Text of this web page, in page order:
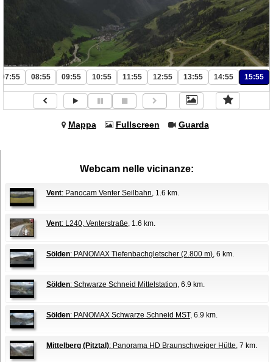
07:55 08:55 09:55 10:55 11:55 12:55 13:55 14:55 15:55
Mappa Fullscreen Guarda
Webcam nelle vicinanze:
Vent: Panocam Venter Seilbahn, 1.6 km.
Vent: L240, Venterstraße, 1.6 km.
Sölden: PANOMAX Tiefenbachgletscher (2.800 m), 6 km.
Sölden: Schwarze Schneid Mittelstation, 6.9 km.
Sölden: PANOMAX Schwarze Schneid MST, 6.9 km.
Mittelberg (Pitztal): Panorama HD Braunschweiger Hütte, 7 km.